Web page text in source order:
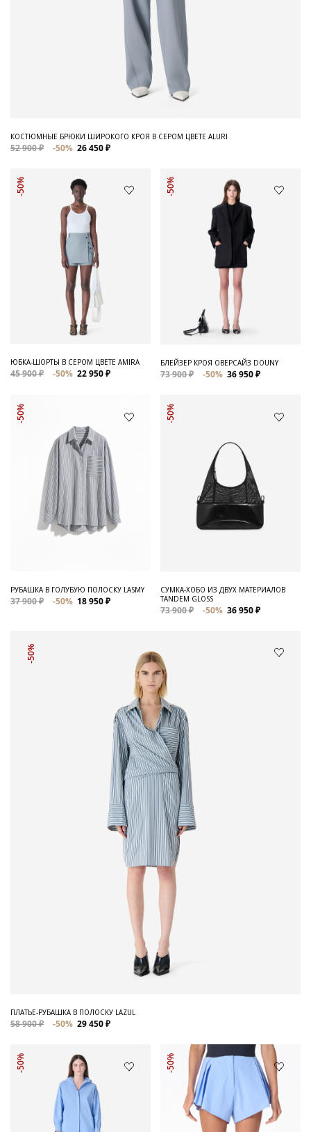
КОСТЮМНЫЕ БРЮКИ ШИРОКОГО КРОЯ В СЕРОМ ЦВЕТЕ ALURI
52 900 ₽ -50% 26 450 ₽
-50%
ЮБКА-ШОРТЫ В СЕРОМ ЦВЕТЕ AMIRA
45 900 ₽ -50% 22 950 ₽
-50%
БЛЕЙЗЕР КРОЯ ОВЕРСАЙЗ DOUNY
73 900 ₽ -50% 36 950 ₽
-50%
РУБАШКА В ГОЛУБУЮ ПОЛОСКУ LASMY
37 900 ₽ -50% 18 950 ₽
-50%
СУМКА-ХОБО ИЗ ДВУХ МАТЕРИАЛОВ
TANDEM GLOSS
73 900 ₽ -50% 36 950 ₽
-50%
ПЛАТЬЕ-РУБАШКА В ПОЛОСКУ LAZUL
58 900 ₽ -50% 29 450 ₽
-50% -50%